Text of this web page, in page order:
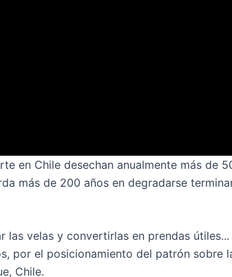
en Chile desechan anualmente más de
más de 200 años en degradarse
las velas y convertirlas en prendas
por el posicionamiento del patrón sobre
Chile.